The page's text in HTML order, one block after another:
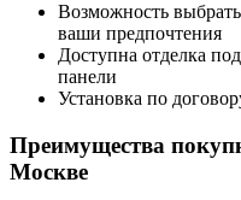
Возможность
ваши предпочтения
Доступна отделка
панели
Установка по
Преимущества
Москве